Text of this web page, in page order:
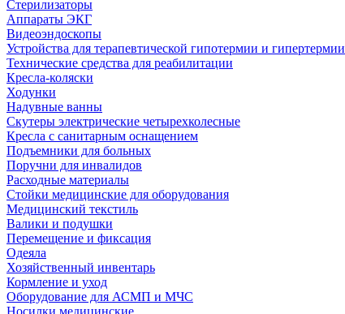
Стерилизаторы
Аппараты ЭКГ
Видеоэндоскопы
Устройства для терапевтической гипотермии и гипертермии
Технические средства для реабилитации
Кресла-коляски
Ходунки
Надувные ванны
Скутеры электрические четырехколесные
Кресла с санитарным оснащением
Подъемники для больных
Поручни для инвалидов
Расходные материалы
Стойки медицинские для оборудования
Медицинский текстиль
Валики и подушки
Перемещение и фиксация
Одеяла
Хозяйственный инвентарь
Кормление и уход
Оборудование для АСМП и МЧС
Носилки медицинские